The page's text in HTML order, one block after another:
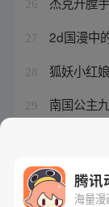
26
27 2d国漫中
28 狐妖小红
29 南国公主
2020即将
腾讯
海量